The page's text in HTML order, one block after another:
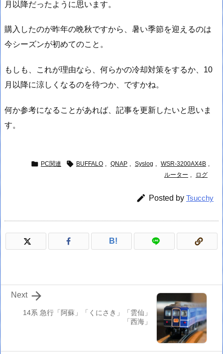
月以降だったように思います。
購入したのが昨年の晩秋ですから、暑い季節を迎えるのは
今シーズンが初めてのこと。
もしも、これが理由なら、何らかの冷却対策をするか、10
月以降に涼しくなるのを待つか、ですかね。
何か参考になることがあれば、記事を更新したいと思いま
す。
 PC関連  BUFFALO QNAP Syslog WSR-3200AX4B
ルーター
ログ
 Posted by Tsucchy
B!
14系 急行「阿蘇」「くにさき」「雲仙」
「西海」

Next